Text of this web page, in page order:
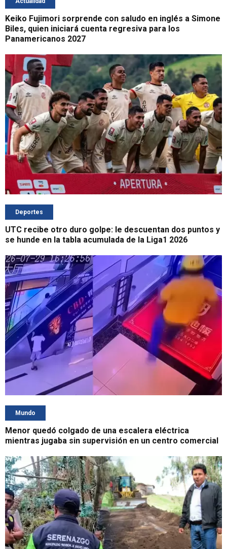
Keiko Fujimori sorprende con saludo en inglés a Simone
Biles, quien iniciará cuenta regresiva para los
Panamericanos 2027
Deportes
UTC recibe otro duro golpe: le descuentan dos puntos y
se hunde en la tabla acumulada de la Liga1 2026
Mundo
Menor quedó colgado de una escalera eléctrica
mientras jugaba sin supervisión en un centro comercial